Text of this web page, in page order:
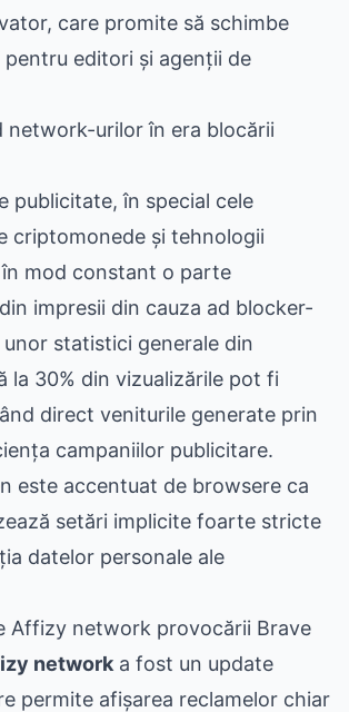
care promite să schimbe
pentru editori și agenții de
network-urilor în era blocării
publicitate, în special cele
criptomonede și tehnologii
mod constant o parte
impresii din cauza ad blocker-
statistici generale din
la 30% din vizualizările pot fi
direct veniturile generate prin
campaniilor publicitare.
este accentuat de browsere ca
setări implicite foarte stricte
datelor personale ale
Affizy network provocării Brave
network a fost un update
permite afișarea reclamelor chiar